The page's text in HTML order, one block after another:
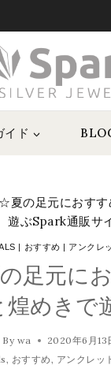
イド
夏の足元におす
遊ぶSpark通販サ
| おすすめ | アンクレ
足元に
煌めきで
By wa
2020年6月13
おすすめ アンクレッ